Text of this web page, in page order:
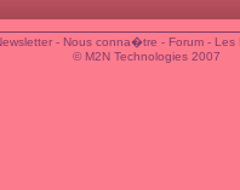
- Nous conna�tre - Forum- Les
© M2N Technologies 2007